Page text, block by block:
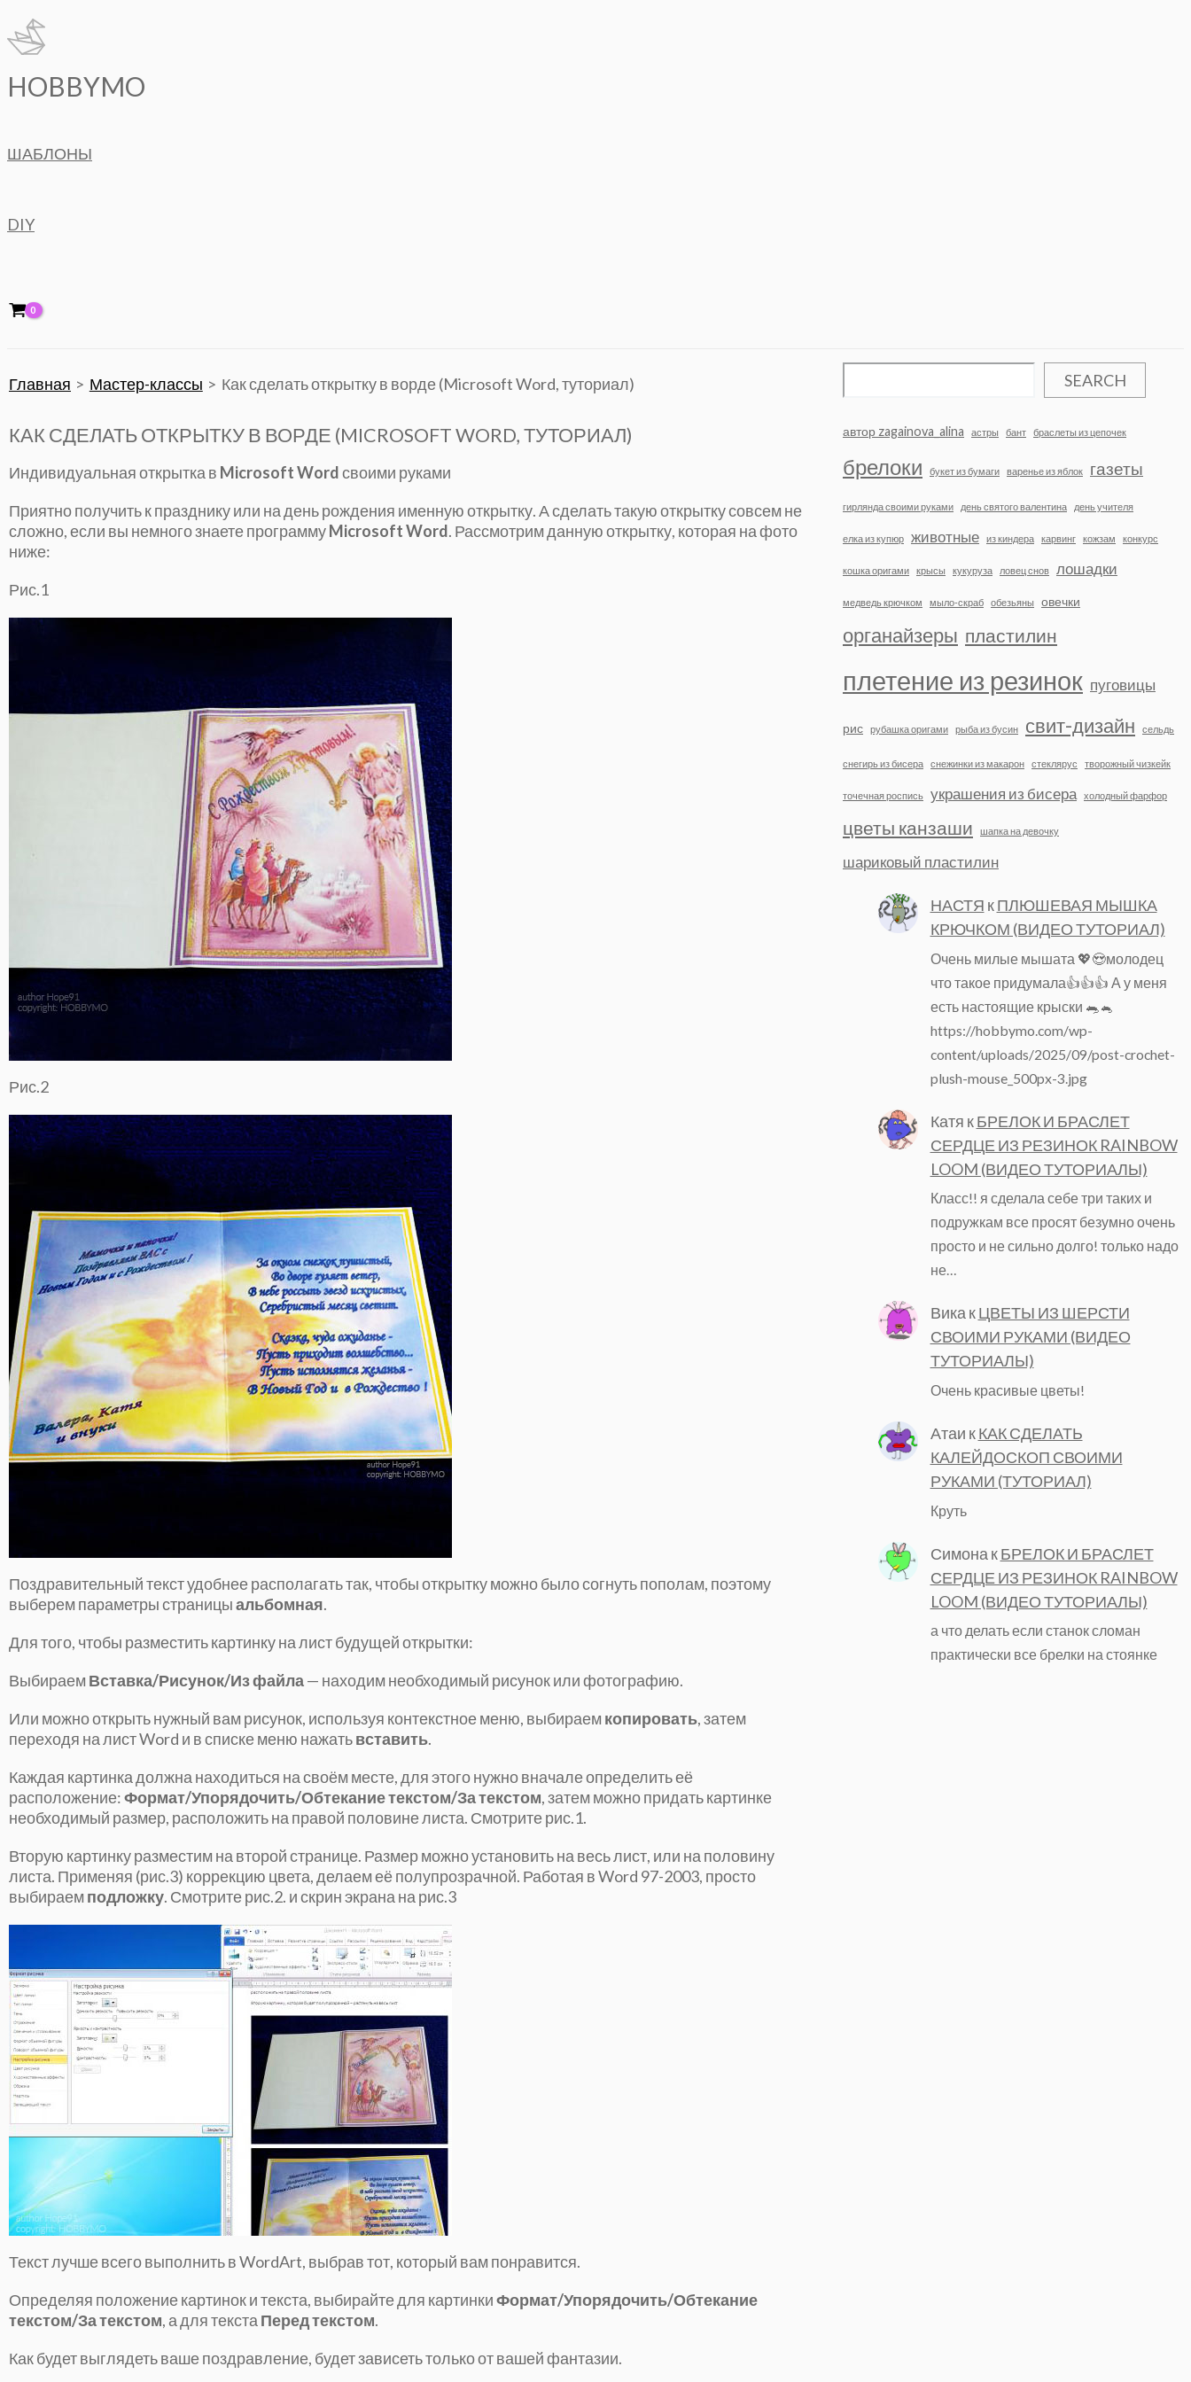
Перейти
к
содержимому
HOBBYMO
ШАБЛОНЫ
DIY
Главная Мастер-классы Как сделать открытку в ворде (Microsoft Word, туториал)
КАК СДЕЛАТЬ ОТКРЫТКУ В ВОРДЕ (MICROSOFT WORD, ТУТОРИАЛ)
Индивидуальная открытка в Microsoft Wordсвоими руками
Приятно получить к празднику или на день рождения именную открытку. А сделать такую открытку совсем не
сложно, если вы немного знаете программуMicrosoft Word. Рассмотрим данную открытку, которая на фото
ниже:
Рис.1
Рис.2
Поздравительный текст удобнее располагать так, чтобы открытку можно было согнуть пополам, поэтому
выберем параметры страницыальбомная.
Для того, чтобы разместить картинку на лист будущей открытки:
Выбираем Вставка/Рисунок/Из файла— находим необходимый рисунок или фотографию.
Или можно открыть нужный вам рисунок, используя контекстное меню, выбираем копировать, затем
переходя на лист Word и в списке меню нажатьвставить.
Каждая картинка должна находиться на своём месте, для этого нужно вначале определить её
расположение:Формат/Упорядочить/Обтекание текстом/За текстом, затем можно придать картинке
необходимый размер, расположить на правой половине листа. Смотрите рис.1.
Вторую картинку разместим на второй странице. Размер можно установить на весь лист, или на половину
листа. Применяя (рис.3) коррекцию цвета, делаем её полупрозрачной. Работая в Word 97-2003, просто
выбираем подложку. Смотрите рис.2. и скрин экрана на рис.3
Текст лучше всего выполнить в WordArt, выбрав тот, который вам понравится.
Определяя положение картинок и текста, выбирайте для картинкиФормат/Упорядочить/Обтекание
текстом/За текстом, а для текста Перед текстом.
Как будет выглядеть ваше поздравление, будет зависеть только от вашей фантазии.
SEARCH
автор zagainova_alina астры бант браслеты из цепочек
брелоки букет из бумаги варенье из яблок газеты
гирлянда своими руками день святого валентина день учителя
елка из купюр животные из киндера карвинг кожзам конкурс
кошка оригами крысы кукуруза ловец снов лошадки
медведь крючком мыло-скраб обезьяны овечки
органайзеры пластилин
плетение из резинок пуговицы
рис рубашка оригами рыба из бусин свит-дизайн сельдь
снегирь из бисера снежинки из макарон стеклярус творожный чизкейк
точечная роспись украшения из бисера холодный фарфор
цветы канзаши шапка на девочку
шариковый пластилин
НАСТЯ кПЛЮШЕВАЯ МЫШКА
КРЮЧКОМ (ВИДЕО ТУТОРИАЛ)
Очень милые мышата 💖😍молодец
что такое придумала👍👍👍 А у меня
есть настоящие крыски 🐀🐁
https://hobbymo.com/wp-
content/uploads/2025/09/post-crochet-
plush-mouse_500px-3.jpg
Катя кБРЕЛОК И БРАСЛЕТ
СЕРДЦЕ ИЗ РЕЗИНОК RAINBOW
LOOM (ВИДЕО ТУТОРИАЛЫ)
Класс!! я сделала себе три таких и
подружкам все просят безумно очень
просто и не сильно долго! только надо
не…
ВикакЦВЕТЫ ИЗ ШЕРСТИ
СВОИМИ РУКАМИ (ВИДЕО
ТУТОРИАЛЫ)
Очень красивые цветы!
Атаи кКАК СДЕЛАТЬ
КАЛЕЙДОСКОП СВОИМИ
РУКАМИ (ТУТОРИАЛ)
Круть
Симона кБРЕЛОК И БРАСЛЕТ
СЕРДЦЕ ИЗ РЕЗИНОК RAINBOW
LOOM (ВИДЕО ТУТОРИАЛЫ)
а что делать если станок сломан
практически все брелки на стоянке